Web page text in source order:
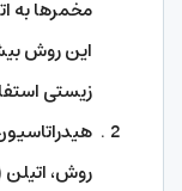
مخمرها به
این روش
زیستی
روش،